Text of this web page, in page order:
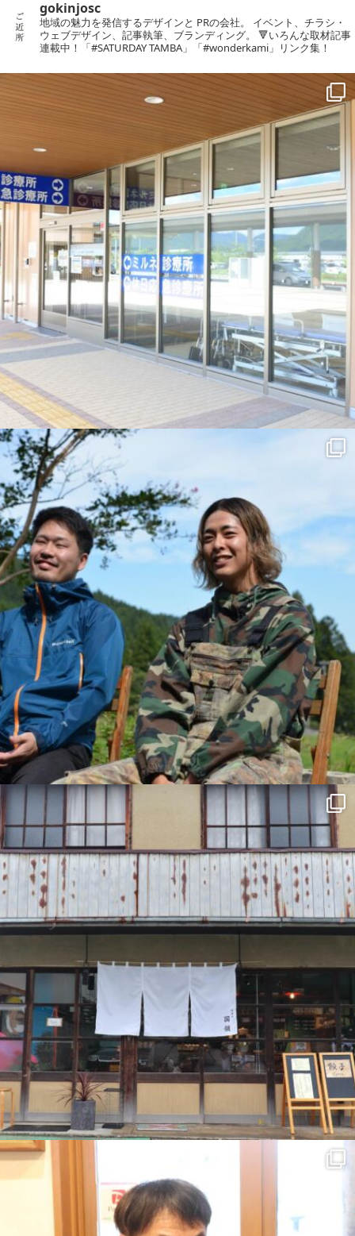
gokinjosc
地域の魅力を発信するデザインと PRの会社。
イベント、チラシ・
ウェブデザイン、記事執筆、ブランディング。
🔻いろんな取材記事
連載中！「#SATURDAY TAMBA」「#wonderkami」リンク集！